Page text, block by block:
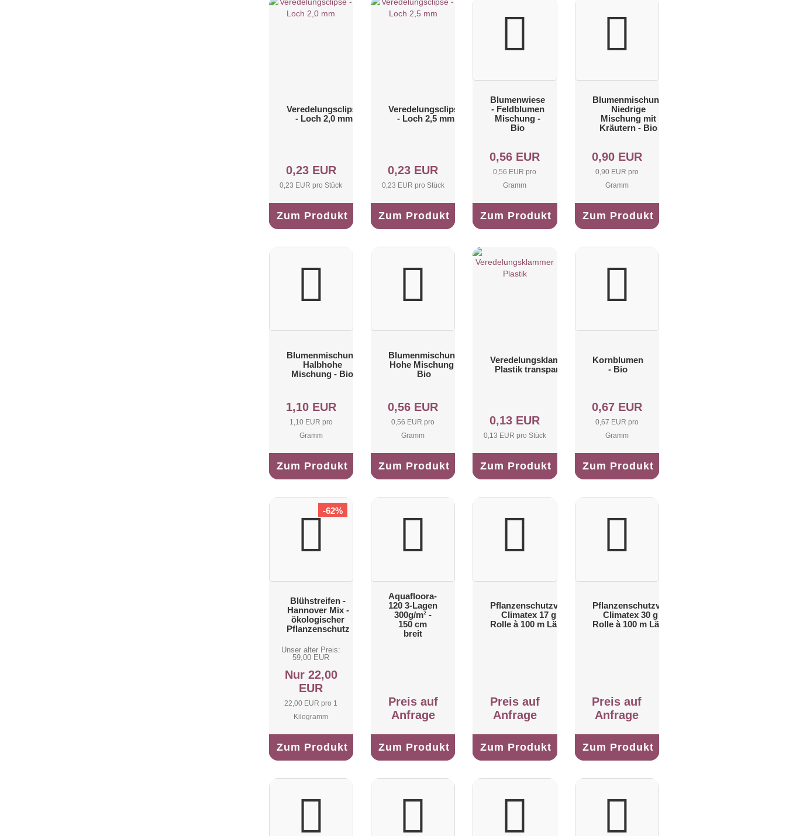
Veredelungsclipse
- Loch 2,0 mm
0,23 EUR
0,23 EUR pro Stück
Zum Produkt
Veredelungsclipse
- Loch 2,5 mm
0,23 EUR
0,23 EUR pro Stück
Zum Produkt
Blumenwiese
- Feldblumen
Mischung -
Bio
0,56 EUR
0,56 EUR pro
Gramm
Zum Produkt
Blumenmischung
Niedrige
Mischung mit
Kräutern - Bio
0,90 EUR
0,90 EUR pro
Gramm
Zum Produkt
Blumenmischung
Halbhohe
Mischung - Bio
1,10 EUR
1,10 EUR pro
Gramm
Zum Produkt
Blumenmischung
Hohe Mischung -
Bio
0,56 EUR
0,56 EUR pro
Gramm
Zum Produkt
Veredelungsklammer
Plastik transparent
0,13 EUR
0,13 EUR pro Stück
Zum Produkt
Kornblumen
- Bio
0,67 EUR
0,67 EUR pro
Gramm
Zum Produkt
-62%
Blühstreifen -
Hannover Mix -
ökologischer
Pflanzenschutz
Unser alter Preis:
59,00 EUR
Nur 22,00
EUR
22,00 EUR pro 1
Kilogramm
Zum Produkt
Aquafloora-
120 3-Lagen
300g/m² -
150 cm
breit
Preis auf
Anfrage
Zum Produkt
Pflanzenschutzvlies
Climatex 17 g -
Rolle à 100 m Länge
Preis auf
Anfrage
Zum Produkt
Pflanzenschutzvlies
Climatex 30 g -
Rolle à 100 m Länge
Preis auf
Anfrage
Zum Produkt